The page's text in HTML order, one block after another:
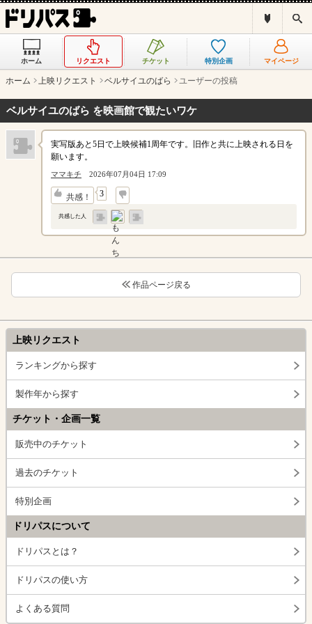
ス
ホーム リクエスト チケット 特別企画 マイページ
ホーム 上映リクエスト ベルサイユのばら ユーザーの投稿
ベルサイユのばら を映画館で観たいワケ
実写版あと5日で上映候補1周年です。旧作と共に上映される日を
願います。
ママキチ 2026年07月04日 17:09
共感！ 3
↓
共感した人
作品ページ戻る
上映リクエスト
ランキングから探す
製作年から探す
チケット・企画一覧
販売中のチケット
過去のチケット
特別企画
ドリパスについて
ドリパスとは？
ドリパスの使い方
よくある質問